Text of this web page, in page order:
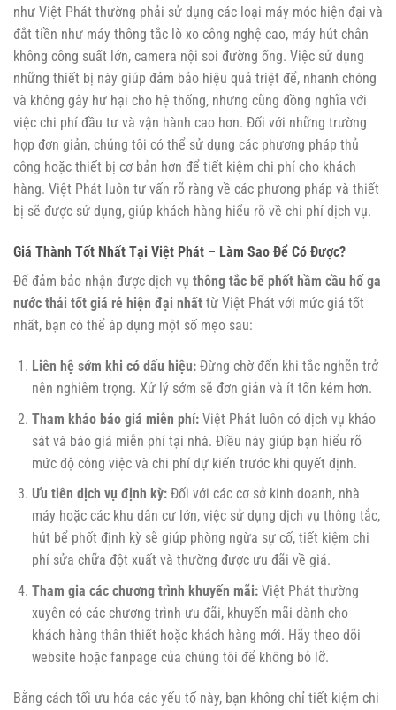
như Việt Phát thường phải sử dụng các loại máy móc hiện đại và
đắt tiền như máy thông tắc lò xo công nghệ cao, máy hút chân
không công suất lớn, camera nội soi đường ống. Việc sử dụng
những thiết bị này giúp đảm bảo hiệu quả triệt để, nhanh chóng
và không gây hư hại cho hệ thống, nhưng cũng đồng nghĩa với
việc chi phí đầu tư và vận hành cao hơn. Đối với những trường
hợp đơn giản, chúng tôi có thể sử dụng các phương pháp thủ
công hoặc thiết bị cơ bản hơn để tiết kiệm chi phí cho khách
hàng. Việt Phát luôn tư vấn rõ ràng về các phương pháp và thiết
bị sẽ được sử dụng, giúp khách hàng hiểu rõ về chi phí dịch vụ.
Giá Thành Tốt Nhất Tại Việt Phát – Làm Sao Để Có Được?
Để đảm bảo nhận được dịch vụ thông tắc bể phốt hầm cầu hố ga
nước thải tốt giá rẻ hiện đại nhất từ Việt Phát với mức giá tốt
nhất, bạn có thể áp dụng một số mẹo sau:
Liên hệ sớm khi có dấu hiệu:Đừng chờ đến khi tắc nghẽn trở
nên nghiêm trọng. Xử lý sớm sẽ đơn giản và ít tốn kém hơn.
Tham khảo báo giá miễn phí:Việt Phát luôn có dịch vụ khảo
sát và báo giá miễn phí tại nhà. Điều này giúp bạn hiểu rõ
mức độ công việc và chi phí dự kiến trước khi quyết định.
Ưu tiên dịch vụ định kỳ:Đối với các cơ sở kinh doanh, nhà
máy hoặc các khu dân cư lớn, việc sử dụng dịch vụ thông tắc,
hút bể phốt định kỳ sẽ giúp phòng ngừa sự cố, tiết kiệm chi
phí sửa chữa đột xuất và thường được ưu đãi về giá.
Tham gia các chương trình khuyến mãi:Việt Phát thường
xuyên có các chương trình ưu đãi, khuyến mãi dành cho
khách hàng thân thiết hoặc khách hàng mới. Hãy theo dõi
website hoặc fanpage của chúng tôi để không bỏ lỡ.
Bằng cách tối ưu hóa các yếu tố này, bạn không chỉ tiết kiệm chi